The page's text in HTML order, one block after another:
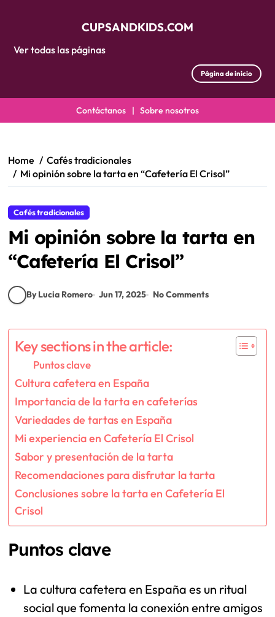
Ver todas las páginas
CUPSANDKIDS.COM
Página de inicio
Contáctanos | Sobre nosotros
content
Home
Cafés tradicionales
Mi opinión sobre la tarta en “Cafetería El Crisol”
Cafés tradicionales
Mi opinión sobre la tarta en
“Cafetería El Crisol”
By Lucia Romero Jun 17, 2025 No Comments
Key sections in the article:
Puntos clave
Cultura cafetera en España
Importancia de la tarta en cafeterías
Variedades de tartas en España
Mi experiencia en Cafetería El Crisol
Sabor y presentación de la tarta
Recomendaciones para disfrutar la tarta
Conclusiones sobre la tarta en Cafetería El
Crisol
Puntos clave
La cultura cafetera en España es un ritual
social que fomenta la conexión entre amigos